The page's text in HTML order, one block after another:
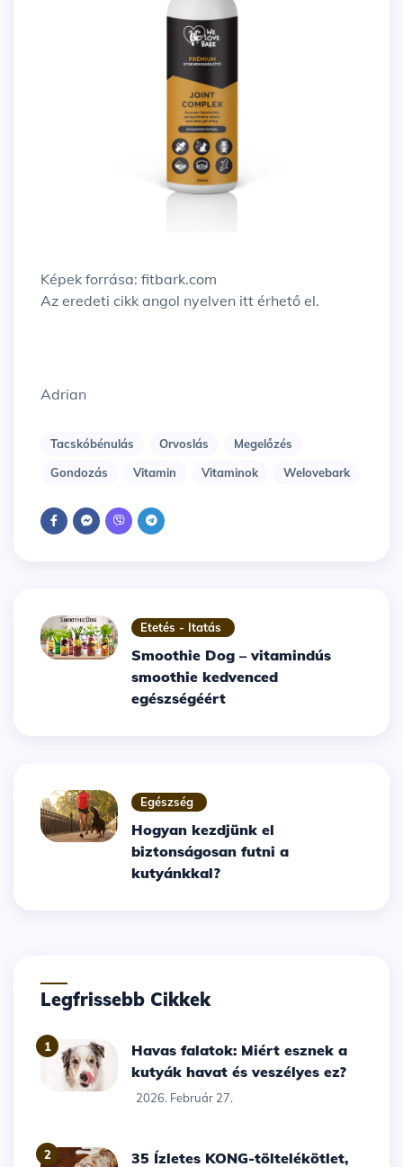
Képek forrása: fitbark.com
Az eredeti cikk angol nyelven itt érhető el.
Adrian
Tacskóbénulás Orvoslás
Megelőzés
Gondozás
Vitamin Vitaminok Welovebark
Etetés - Itatás
Smoothie Dog – vitamindús
smoothie kedvenced
egészségéért
Egészség
Hogyan kezdjünk el
biztonságosan futni a
kutyánkkal?
Legfrissebb Cikkek
1
Havas falatok: Miért esznek a
kutyák havat és veszélyes ez?
2026. Február 27.
2 35 Ízletes KONG-töltelékötlet,